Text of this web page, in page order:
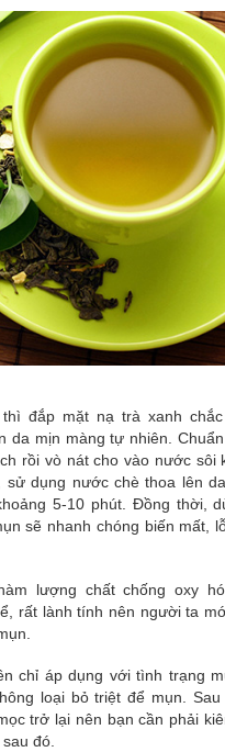
đắp mặt nạ trà xanh
da mịn màng tự nhiên.
rồi vò nát cho vào nước sôi
sử dụng nước chè thoa lên
5-10 phút. Đồng thời,
sẽ nhanh chóng biến mất,
lượng chất chống oxy
rất lành tính nên người ta
chỉ áp dụng với tình trạng
loại bỏ triệt để mụn.
trở lại nên bạn cần phải
đó.